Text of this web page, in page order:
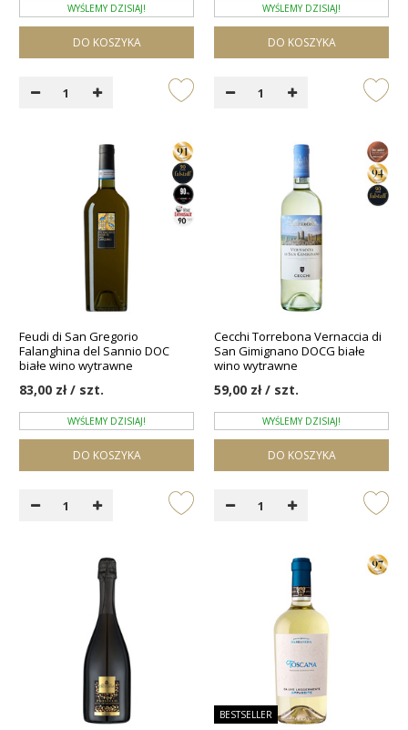
WYŚLEMY DZISIAJ!
DO KOSZYKA
WYŚLEMY DZISIAJ!
DO KOSZYKA
Feudi di San Gregorio
Falanghina del Sannio DOC
białe wino wytrawne
83,00 zł / szt.
WYŚLEMY DZISIAJ!
DO KOSZYKA
Cecchi Torrebona Vernaccia di
San Gimignano DOCG białe
wino wytrawne
59,00 zł / szt.
WYŚLEMY DZISIAJ!
DO KOSZYKA
BESTSELLER